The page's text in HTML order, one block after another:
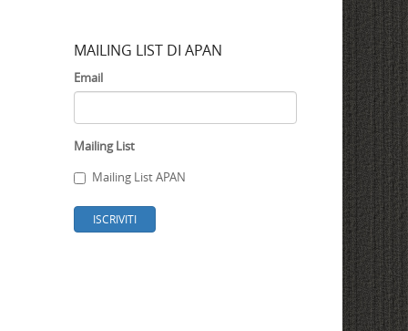
MAILING LIST DI APAN
Email
Mailing List
Mailing List APAN
ISCRIVITI